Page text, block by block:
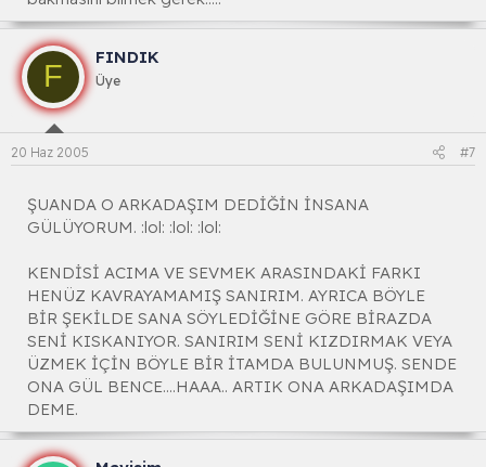
F
FINDIK
Üye
20 Haz 2005 #7
ŞUANDA O ARKADAŞIM DEDİĞİN İNSANA
GÜLÜYORUM. :lol: :lol: :lol:
KENDİSİ ACIMA VE SEVMEK ARASINDAKİ FARKI
HENÜZ KAVRAYAMAMIŞ SANIRIM. AYRICA BÖYLE
BİR ŞEKİLDE SANA SÖYLEDİĞİNE GÖRE BİRAZDA
SENİ KISKANIYOR. SANIRIM SENİ KIZDIRMAK VEYA
ÜZMEK İÇİN BÖYLE BİR İTAMDA BULUNMUŞ. SENDE
ONA GÜL BENCE....HAAA.. ARTIK ONA ARKADAŞIMDA
DEME.